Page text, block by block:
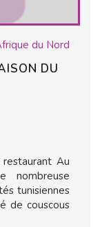
du Nord
DU
Au
nombreuse
tunisiennes
de couscous